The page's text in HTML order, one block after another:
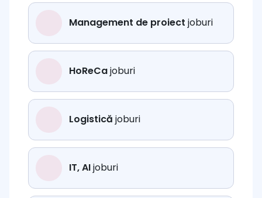
Management de proiect joburi
HoReCajoburi
Logistică joburi
IT, AIjoburi